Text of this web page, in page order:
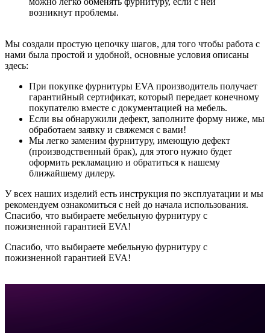
возникнут проблемы.
Мы создали простую цепочку шагов, для того чтобы работа с
нами была простой и удобной, основные условия описаны
здесь:
При покупке фурнитуры EVA производитель получает
гарантийный сертификат, который передает конечному
покупателю вместе с документацией на мебель.
Если вы обнаружили дефект, заполните форму ниже, мы
обработаем заявку и свяжемся с вами!
Мы легко заменим фурнитуру, имеющую дефект
(производственный брак), для этого нужно будет
оформить рекламацию и обратиться к нашему
ближайшему дилеру.
У всех наших изделий есть инструкция по эксплуатации и мы
рекомендуем ознакомиться с ней до начала использования.
Спасибо, что выбираете мебельную фурнитуру с
пожизненной гарантией EVA!
Спасибо, что выбираете мебельную фурнитуру с
пожизненной гарантией EVA!